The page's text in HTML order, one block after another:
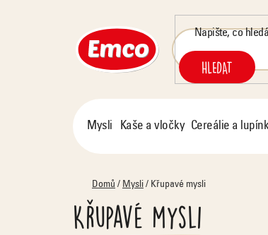
HLEDAT
Mysli Kaše a vločky Cereálie a
Domů / Mysli / Křupavé mysli
Křupavé mysli